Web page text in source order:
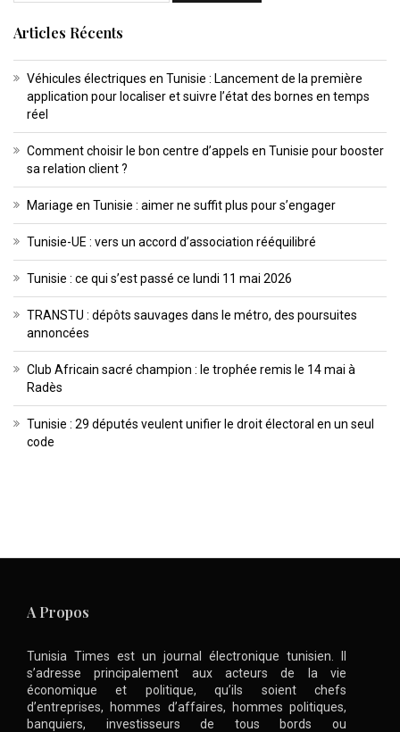
Articles Récents
Véhicules électriques en Tunisie : Lancement de la première
application pour localiser et suivre l’état des bornes en temps
réel
Comment choisir le bon centre d’appels en Tunisie pour booster
sa relation client ?
Mariage en Tunisie : aimer ne suffit plus pour s’engager
Tunisie-UE : vers un accord d’association rééquilibré
Tunisie : ce qui s’est passé ce lundi 11 mai 2026
TRANSTU : dépôts sauvages dans le métro, des poursuites
annoncées
Club Africain sacré champion : le trophée remis le 14 mai à
Radès
Tunisie : 29 députés veulent unifier le droit électoral en un seul
code
A Propos
Tunisia Times est un journal électronique tunisien. Il
s’adresse principalement aux acteurs de la vie
économique et politique, qu’ils soient chefs
d’entreprises, hommes d’affaires, hommes politiques,
banquiers, investisseurs de tous bords ou